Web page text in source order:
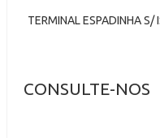
TERMINAL ESPADINHA
CONSULTE-NOS